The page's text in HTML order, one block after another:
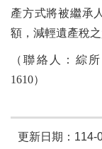
產方式將被繼承
額，減輕遺產稅之
（聯絡人：綜
1610）
更新日期：114-